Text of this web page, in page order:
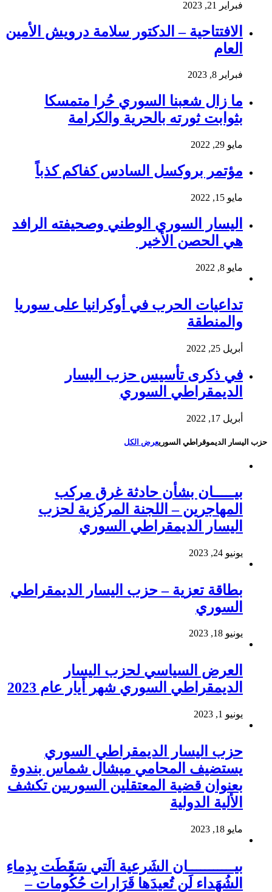
فبراير 21, 2023
الافتتاحية – الدكتور سلامة درويش الأمين
العام
فبراير 8, 2023
ما زال شعبنا السوري حُرا متمسكا
بثوابت ثورته بالحرية والكرامة
مايو 29, 2022
مؤتمر بروكسل السادس كفاكم كذباً
مايو 15, 2022
اليسار السوري الوطني وصحيفته الرافد
هي الحصن الأخير
مايو 8, 2022
تداعيات الحرب في أوكرانيا على سوريا
والمنطقة
أبريل 25, 2022
في ذكرى تأسيس حزب اليسار
الديمقراطي السوري
أبريل 17, 2022
حزب اليسار الديموقراطي السوريعرض الكل
بيـــــان بشأن حادثة غرق مركب
المهاجرين – اللجنة المركزية لحزب
اليسار الديمقراطي السوري
يونيو 24, 2023
بطاقة تعزية – حزب اليسار الديمقراطي
السوري
يونيو 18, 2023
العرض السياسي لحزب اليسار
الديمقراطي السوري شهر أيار عام 2023
يونيو 1, 2023
حزب اليسار الديمقراطي السوري
يستضيف المحامي ميشال شماس بندوة
بعنوان قضية المعتقلين السوريين تكشف
الألية الدولية
مايو 18, 2023
بيـــــــــــان الشَرعية الَتي سَقَطَت بِدِماءِ
الشُهَداء لَن تُعيدَها قَرَارات حُكُومات –